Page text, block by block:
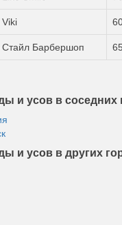
Viki
Барбершоп
и усов в соседних
и усов в других